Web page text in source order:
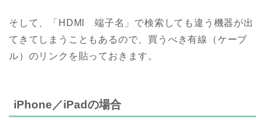
そして、「HDMI 端子名」で検索しても違う機器が出
てきてしまうこともあるので、買うべき有線（ケーブ
ル）のリンクを貼っておきます。
iPhone／iPadの場合